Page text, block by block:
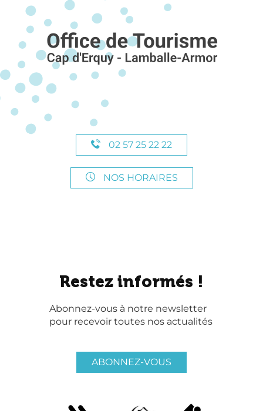
02 57 25 22 22
NOS HORAIRES
Restez informés !
Abonnez-vous à notre newsletter
pour recevoir toutes nos actualités
ABONNEZ-VOUS